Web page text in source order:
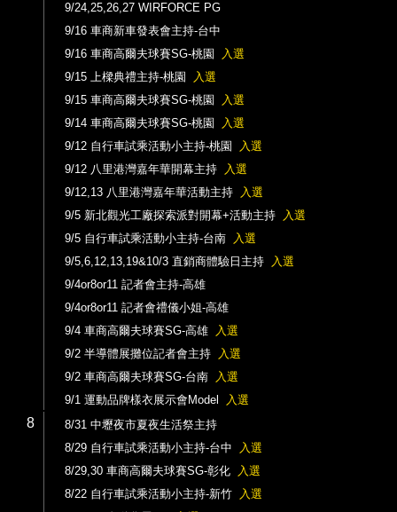
9/24,25,26,27 WIRFORCE PG
9/16 車商新車發表會主持-台中
9/16 車商高爾夫球賽SG-桃園
入選
9/15 上樑典禮主持-桃園
入選
9/15 車商高爾夫球賽SG-桃園
入選
9/14 車商高爾夫球賽SG-桃園
入選
9/12 自行車試乘活動小主持-桃園
入選
9/12 八里港灣嘉年華開幕主持
入選
9/12,13 八里港灣嘉年華活動主持
入選
9/5 新北觀光工廠探索派對開幕+活動主持
入選
9/5 自行車試乘活動小主持-台南
入選
9/5,6,12,13,19&10/3 直銷商體驗日主持
入選
9/4or8or11 記者會主持-高雄
9/4or8or11 記者會禮儀小姐-高雄
9/4 車商高爾夫球賽SG-高雄
入選
9/2 半導體展攤位記者會主持
入選
9/2 車商高爾夫球賽SG-台南
入選
9/1 運動品牌樣衣展示會Model
入選
8
8/31 中壢夜市夏夜生活祭主持
8/29 自行車試乘活動小主持-台中
入選
8/29,30 車商高爾夫球賽SG-彰化
入選
8/22 自行車試乘活動小主持-新竹
入選